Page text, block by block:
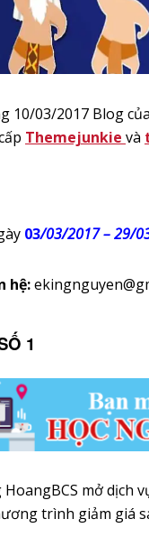
10/03/2017 Blog
Themejunkie và
03/03/2017 – 29/
hệ:
1
mở dịch
trình giảm giá